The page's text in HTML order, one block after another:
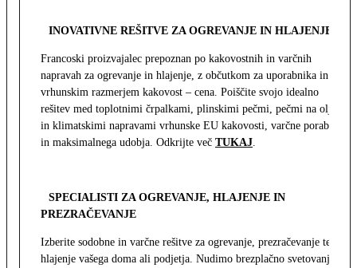
INOVATIVNE REŠITVE ZA OGREVANJE IN HLAJENJE
Francoski proizvajalec prepoznan po kakovostnih in varčnih
napravah za ogrevanje in hlajenje, z občutkom za uporabnika in z
vrhunskim razmerjem kakovost – cena. Poiščite svojo idealno
rešitev med toplotnimi črpalkami, plinskimi pečmi, pečmi na olje
in klimatskimi napravami vrhunske EU kakovosti, varčne porabe
in maksimalnega udobja. Odkrijte več TUKAJ
SPECIALISTI ZA OGREVANJE, HLAJENJE IN
PREZRAČEVANJE
Izberite sodobne in varčne rešitve za ogrevanje, prezračevanje ter
hlajenje vašega doma ali podjetja. Nudimo brezplačno svetovanje